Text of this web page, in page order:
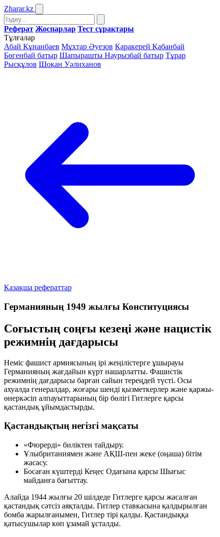
Zharar.kz
Реферат Жоспарлар Тест сұрақтары
Тұлғалар
Абай Құнанбаев Мұхтар Әуезов Қаракерей Қабанбай
Бөгенбай батыр Шапырашты Наурызбай батыр Тұрар
Рысқұлов Шоқан Уәлиханов
Қазақша рефераттар
Германияның 1949 жылғы Конституциясы
Соғыстың соңғы кезеңі және нацистік
режимнің дағдарысы
Неміс фашист армиясының ірі жеңілістерге ұшырауы
Германияның жағдайын күрт нашарлатты. Фашистік
режимнің дағдарысы барған сайын тереңдей түсті. Осы
ахуалда генералдар, жоғары шенді қызметкерлер және қаржы-
өнеркәсіп алпауыттарының бір бөлігі Гитлерге қарсы
қастандық ұйымдастырды.
Қастандықтың негізгі мақсаты
«Фюрерді» биліктен тайдыру.
Ұлыбританиямен және АҚШ-пен жеке (оңаша) бітім
жасасу.
Босаған күштерді Кеңес Одағына қарсы Шығыс
майданға бағыттау.
Алайда 1944 жылғы 20 шілдеде Гитлерге қарсы жасалған
қастандық сәтсіз аяқталды. Гитлер ставкасына қалдырылған
бомба жарылғанымен, Гитлер тірі қалды. Қастандыққа
қатысушылар көп ұзамай ұсталды.